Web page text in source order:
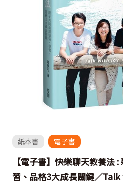
紙本書 電子書
【電子書】快樂聊天教養法
習、品格3大成長關鍵／